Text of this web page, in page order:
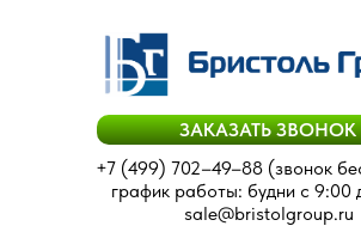
+7 (499) 702–49–88(звонок
график работы: будни с 9:00
sale@bristolgroup.ru
ЗАКАЗАТЬ ЗВОНОК